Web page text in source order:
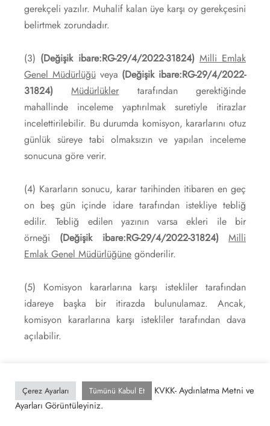
gerekçeli yazılır. Muhalif kalan üye karşı oy gerekçesini
belirtmek zorundadır.
(3) (Değişik ibare:RG-29/4/2022-31824) Milli Emlak
Genel Müdürlüğüveya (Değişik ibare:RG-29/4/2022-
31824)Müdürlükler tarafından gerektiğinde
mahallinde inceleme yaptırılmak suretiyle itirazlar
incelettirilebilir. Bu durumda komisyon, kararlarını otuz
günlük süreye tabi olmaksızın ve yapılan inceleme
sonucuna göre verir.
(4) Kararların sonucu, karar tarihinden itibaren en geç
on beş gün içinde idare tarafından istekliye tebliğ
edilir. Tebliğ edilen yazının varsa ekleri ile bir
örneği (Değişik ibare:RG-29/4/2022-31824)Milli
Emlak Genel Müdürlüğüne gönderilir.
(5) Komisyon kararlarına karşı istekliler tarafından
idareye başka bir itirazda bulunulamaz. Ancak,
komisyon kararlarına karşı istekliler tarafından dava
açılabilir.
MADDE 11– (1) Bu Yönetmelik kapsamındaki
Çerez Ayarları Tümünü Kabul Et
KVKK- Aydınlatma Metni ve
Ayarları Görüntüleyiniz.